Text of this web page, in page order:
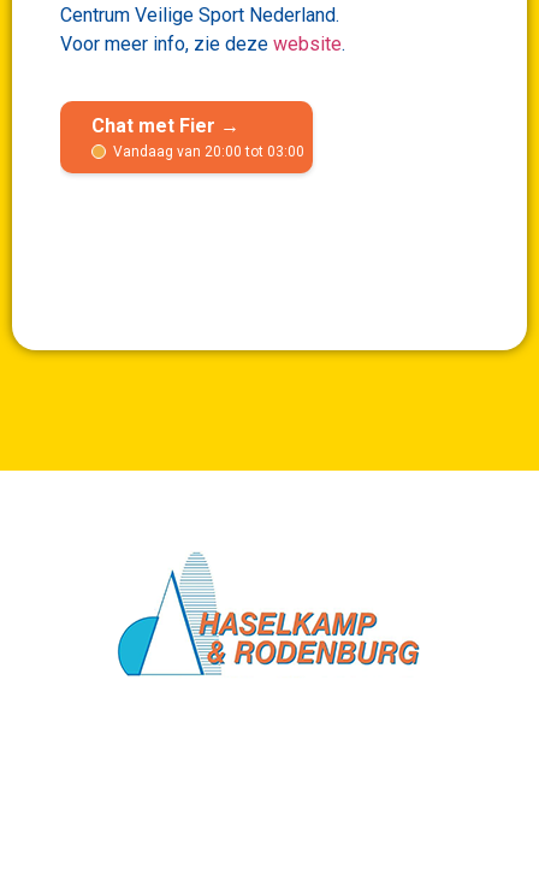
Centrum Veilige Sport Nederland.
Voor meer info, zie deze website.